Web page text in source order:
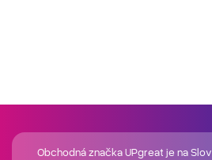
Obchodná značka UPgreat je na